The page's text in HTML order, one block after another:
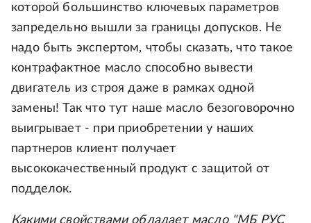
которой большинство ключевых параметров
запредельно вышли за границы допусков. Не
надо быть экспертом, чтобы сказать, что такое
контрафактное масло способно вывести
двигатель из строя даже в рамках одной
замены! Так что тут наше масло безоговорочно
выигрывает - при приобретении у наших
партнеров клиент получает
высококачественный продукт с защитой от
подделок.
Какими свойствами обладает масло "МБ РУС